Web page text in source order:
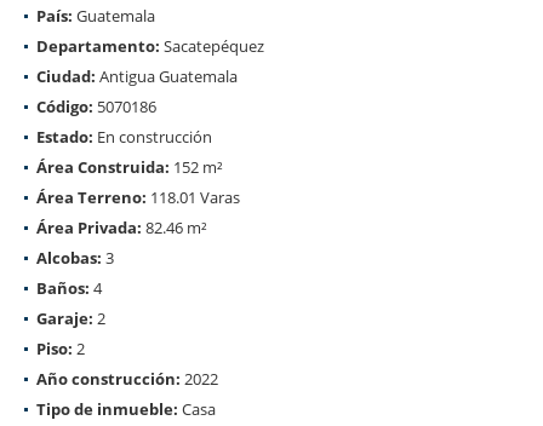
País: Guatemala
Departamento: Sacatepéquez
Ciudad: Antigua Guatemala
Código: 5070186
Estado: En construcción
Área Construida: 152 m²
Área Terreno: 118.01 Varas
Área Privada: 82.46 m²
Alcobas: 3
Baños: 4
Garaje: 2
Piso: 2
Año construcción: 2022
Tipo de inmueble: Casa